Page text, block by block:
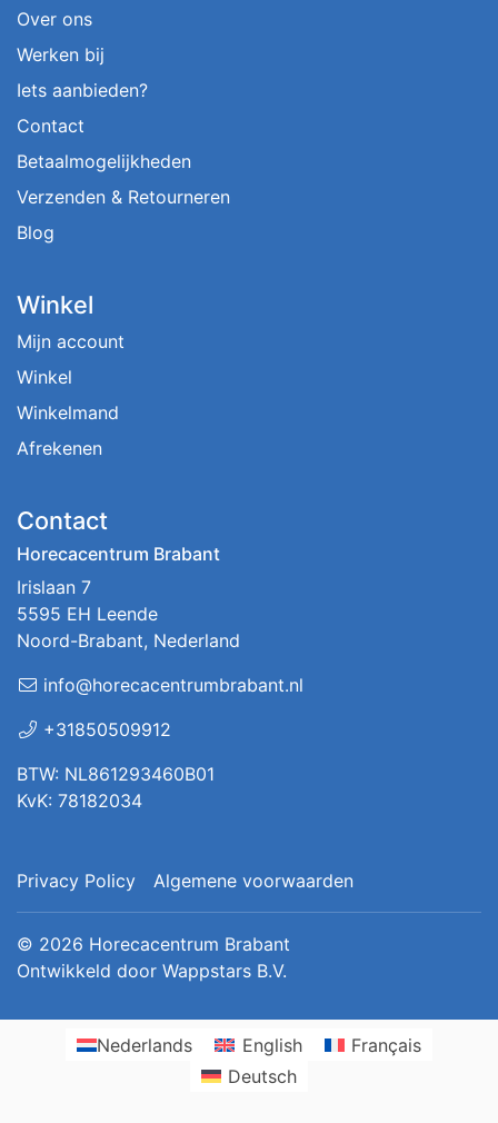
Over ons
Werken bij
Iets aanbieden?
Contact
Betaalmogelijkheden
Verzenden & Retourneren
Blog
Winkel
Mijn account
Winkel
Winkelmand
Afrekenen
Contact
Horecacentrum Brabant
Irislaan 7
5595 EH Leende
Noord-Brabant, Nederland
info@horecacentrumbrabant.nl
+31850509912
BTW: NL861293460B01
KvK: 78182034
Privacy Policy Algemene voorwaarden
© 2026 Horecacentrum Brabant
Ontwikkeld door Wappstars B.V.
Nederlands English
Français
Deutsch